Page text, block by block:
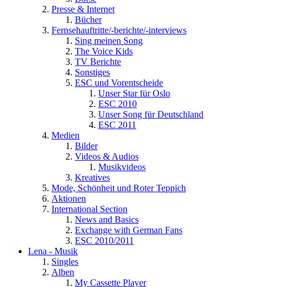
Presse & Internet
Bücher
Fernsehauftritte/-berichte/-interviews
Sing meinen Song
The Voice Kids
TV Berichte
Sonstiges
ESC und Vorentscheide
Unser Star für Oslo
ESC 2010
Unser Song für Deutschland
ESC 2011
Medien
Bilder
Videos & Audios
Musikvideos
Kreatives
Mode, Schönheit und Roter Teppich
Aktionen
International Section
News and Basics
Exchange with German Fans
ESC 2010/2011
Lena - Musik
Singles
Alben
My Cassette Player